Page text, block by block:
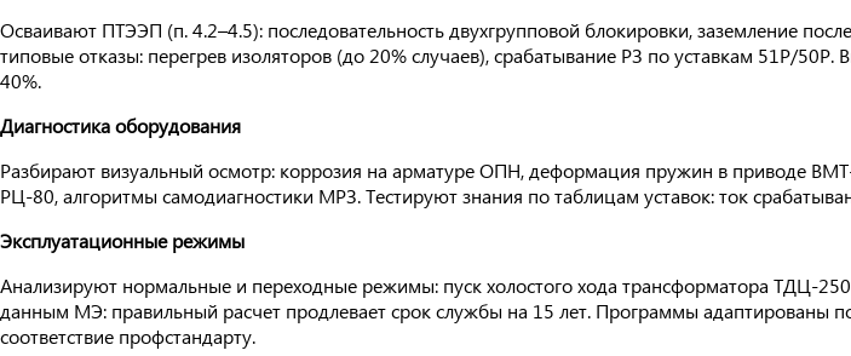
Осваивают ПТЭЭП (п. 4.2–4.5): последовательность двухгрупповой блокировки, заземление
типовые отказы: перегрев изоляторов (до 20% случаев), срабатывание РЗ по уставкам 51P/
40%.
Диагностика оборудования
Разбирают визуальный осмотр: коррозия на арматуре ОПН, деформация пружин в приводе
РЦ-80, алгоритмы самодиагностики МРЗ. Тестируют знания по таблицам уставок: ток
Эксплуатационные режимы
Анализируют нормальные и переходные режимы: пуск холостого хода трансформатора ТДЦ-
данным МЭ: правильный расчет продлевает срок службы на 15 лет. Программы адаптированы
соответствие профстандарту.